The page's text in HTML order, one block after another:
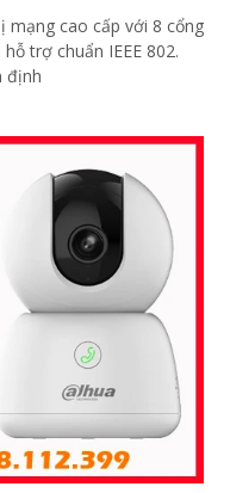
mạng cao cấp với 8 cổng
trợ chuẩn IEEE 802.
định